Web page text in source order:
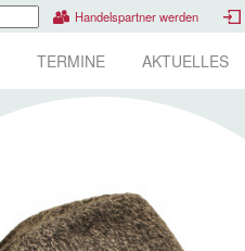
Handelspartner werden
TERMINE AKTUELLES